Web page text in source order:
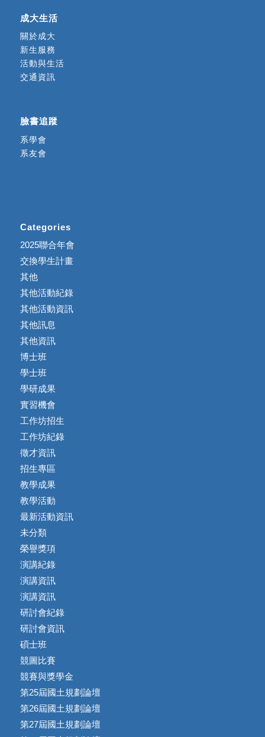
成大生活
關於成大
新生服務
活動與生活
交通資訊
臉書追蹤
系學會
系友會
Categories
2025聯合年會
交換學生計畫
其他
其他活動紀錄
其他活動資訊
其他訊息
其他資訊
博士班
學士班
學研成果
實習機會
工作坊招生
工作坊紀錄
徵才資訊
招生專區
教學成果
教學活動
最新活動資訊
未分類
榮譽獎項
演講紀錄
演講資訊
演講資訊
研討會紀錄
研討會資訊
碩士班
競圖比賽
競賽與獎學金
第25屆國土規劃論壇
第26屆國土規劃論壇
第27屆國土規劃論壇